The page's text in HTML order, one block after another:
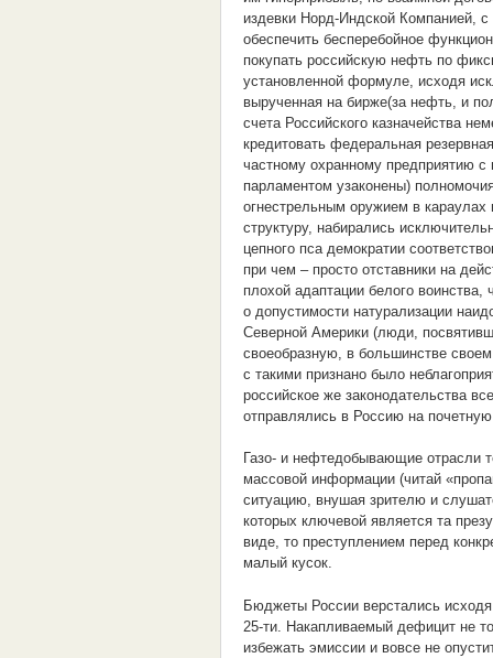
издевки Норд-Индской Компанией,
обеспечить бесперебойное
покупать российскую нефть по
установленной формуле, исходя
вырученная на бирже(за нефть, и
счета Российского казначейства
кредитовать федеральная
частному охранному предприятию
парламентом узаконены)
огнестрельным оружием в
структуру, набирались
цепного пса демократии
при чем – просто отставники на
плохой адаптации белого
о допустимости натурализации
Северной Америки (люди,
своеобразную, в большинстве
с такими признано было
российское же законодательства
отправлялись в Россию на
Газо- и нефтедобывающие отрасли
массовой информации (читай
ситуацию, внушая зрителю и
которых ключевой является та
виде, то преступлением перед
малый кусок.
Бюджеты России верстались
25-ти. Накапливаемый дефицит не
избежать эмиссии и вовсе не